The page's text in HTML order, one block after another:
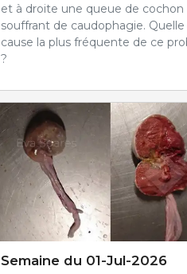
et à droite une queue de cochon
souffrant de caudophagie. Quelle
cause la plus fréquente de ce
?
Semaine du 01-Jul-2026